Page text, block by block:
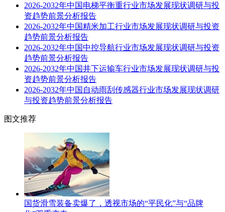
2026-2032年中国电梯平衡重行业市场发展现状调研与投
资趋势前景分析报告
2026-2032年中国精米加工行业市场发展现状调研与投资
趋势前景分析报告
2026-2032年中国中控导航行业市场发展现状调研与投资
趋势前景分析报告
2026-2032年中国井下运输车行业市场发展现状调研与投
资趋势前景分析报告
2026-2032年中国自动雨刮传感器行业市场发展现状调研
与投资趋势前景分析报告
图文推荐
国货滑雪装备卖爆了，透视市场的“平民化”与“品牌